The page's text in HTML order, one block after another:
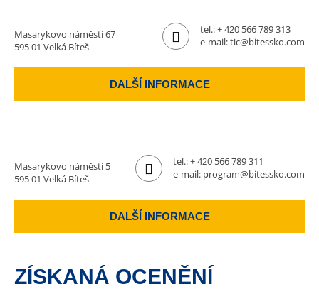
Masarykovo náměstí 67
595 01 Velká Bíteš
tel.:+ 420 566 789 313
e-mail:tic@bitessko.com
DALŠÍ INFORMACE
Masarykovo náměstí 5
595 01 Velká Bíteš
tel.:+ 420 566 789 311
e-mail: program@bitessko.com
DALŠÍ INFORMACE
ZÍSKANÁ OCENĚNÍ